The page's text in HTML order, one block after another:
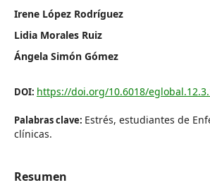
Irene López Rodríguez
Lidia Morales Ruiz
Ángela Simón Gómez
DOI: https://doi.org/10.6018/
Palabras clave: Estrés, estudiantes de
clínicas.
Resumen